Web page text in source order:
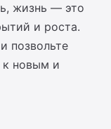
жизнь — это
и роста.
позвольте
к новым и